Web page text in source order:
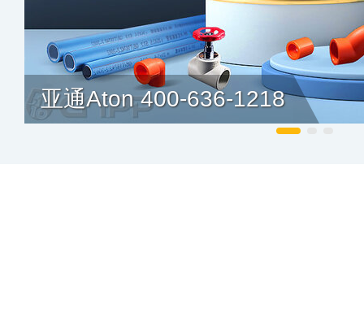
亚通Aton 400-636-1218